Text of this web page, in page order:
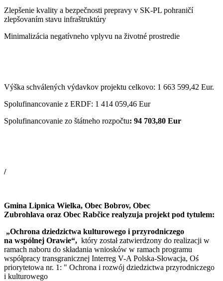
Zlepšenie kvality a bezpečnosti prepravy v SK-PL pohraničí
zlepšovaním stavu infraštruktúry
Minimalizácia negatívneho vplyvu na životné prostredie
Výška schválených výdavkov projektu celkovo: 1 663 599,42 Eur.
Spolufinancovanie z ERDF: 1 414 059,46 Eur
Spolufinancovanie zo štátneho rozpočtu: 94 703,80 Eur
/
Gmina Lipnica Wielka, Obec Bobrov, Obec
Zubrohlava oraz Obec Rabčice realyzuja projekt pod tytulem:
„Ochrona dziedzictwa kulturowego i przyrodniczego
na wspólnej Orawie“, który został zatwierdzony do realizacji w
ramach naboru do składania wniosków w ramach programu
współpracy transgranicznej Interreg V-A Polska-Słowacja, Oś
priorytetowa nr. 1: " Ochrona i rozwój dziedzictwa przyrodniczego
i kulturowego